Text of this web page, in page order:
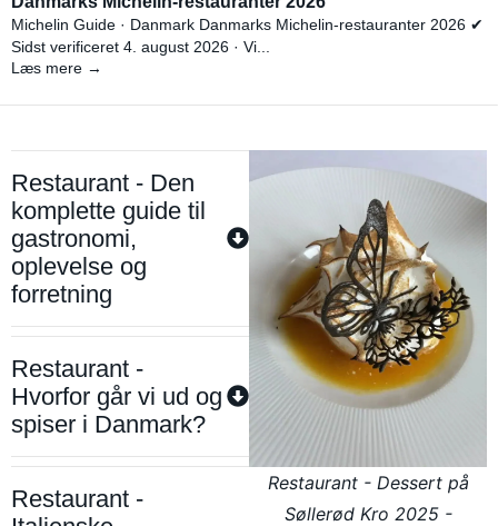
Michelin Guide · Danmark Danmarks Michelin-restauranter 2026 ✔
Sidst verificeret 4. august 2026 · Vi...
Læs mere →
Restaurant - Den
komplette guide til
gastronomi,
oplevelse og
forretning
Restaurant -
Hvorfor går vi ud og
spiser i Danmark?
Restaurant -
Restaurant - Dessert på
Søllerød Kro 2025 -